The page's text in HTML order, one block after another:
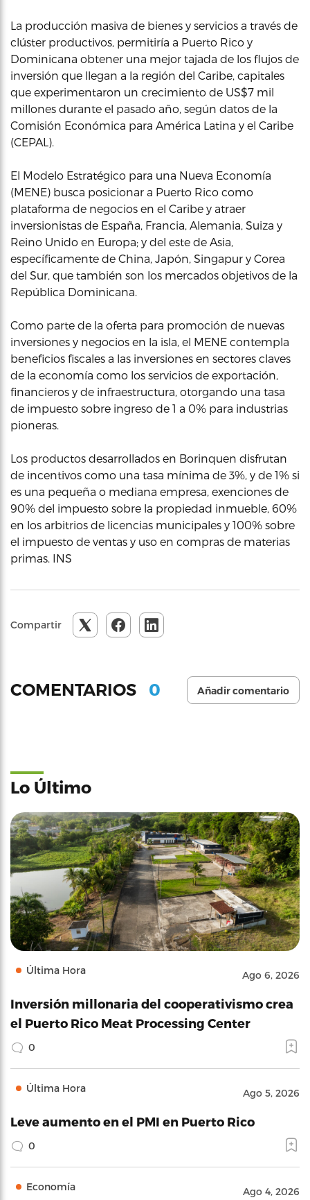
La producción masiva de bienes y servicios a través de
clúster productivos, permitiría a Puerto Rico y
Dominicana obtener una mejor tajada de los flujos de
inversión que llegan a la región del Caribe, capitales
que experimentaron un crecimiento de US$7 mil
millones durante el pasado año, según datos de la
Comisión Económica para América Latina y el Caribe
(CEPAL).
El Modelo Estratégico para una Nueva Economía
(MENE) busca posicionar a Puerto Rico como
plataforma de negocios en el Caribe y atraer
inversionistas de España, Francia, Alemania, Suiza y
Reino Unido en Europa; y del este de Asia,
específicamente de China, Japón, Singapur y Corea
del Sur, que también son los mercados objetivos de la
República Dominicana.
Como parte de la oferta para promoción de nuevas
inversiones y negocios en la isla, el MENE contempla
beneficios fiscales a las inversiones en sectores claves
de la economía como los servicios de exportación,
financieros y de infraestructura, otorgando una tasa
de impuesto sobre ingreso de 1 a 0% para industrias
pioneras.
Los productos desarrollados en Borinquen disfrutan
de incentivos como una tasa mínima de 3%, y de 1% si
es una pequeña o mediana empresa, exenciones de
90% del impuesto sobre la propiedad inmueble, 60%
en los arbitrios de licencias municipales y 100% sobre
el impuesto de ventas y uso en compras de materias
primas. INS
Compartir
COMENTARIOS 0 Añadir comentario
Lo Último
Última Hora Ago 6, 2026
Inversión millonaria del cooperativismo crea
el Puerto Rico Meat Processing Center
0
Última Hora Ago 5, 2026
Leve aumento en el PMI en Puerto Rico
0
Economía Ago 4, 2026